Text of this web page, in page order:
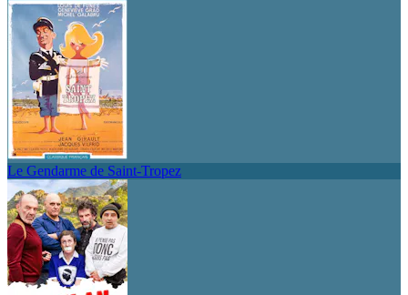
Le Gendarme de Saint-Tropez